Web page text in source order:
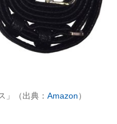
」（出典： Amazon）